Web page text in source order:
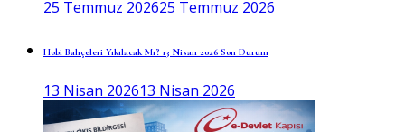
25 Temmuz 202625 Temmuz 2026
Hobi Bahçeleri Yıkılacak Mı? 13 Nisan 2026 Son Durum
13 Nisan 202613 Nisan 2026